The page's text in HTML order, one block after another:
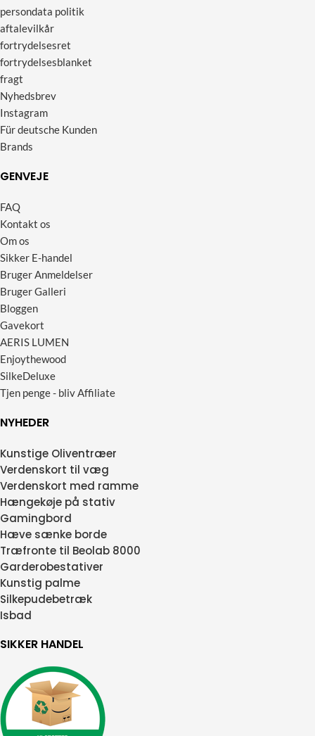
persondata politik
aftalevilkår
fortrydelsesret
fortrydelsesblanket
fragt
Nyhedsbrev
Instagram
Für deutsche Kunden
Brands
GENVEJE
FAQ
Kontakt os
Om os
Sikker E-handel
Bruger Anmeldelser
Bruger Galleri
Bloggen
Gavekort
AERIS LUMEN
Enjoythewood
SilkeDeluxe
Tjen penge - bliv Affiliate
NYHEDER
Kunstige Oliventræer
Verdenskort til væg
Verdenskort med ramme
Hængekøje på stativ
Gamingbord
Hæve sænke borde
Træfronte til Beolab 8000
Garderobestativer
Kunstig palme
Silkepudebetræk
Isbad
SIKKER HANDEL